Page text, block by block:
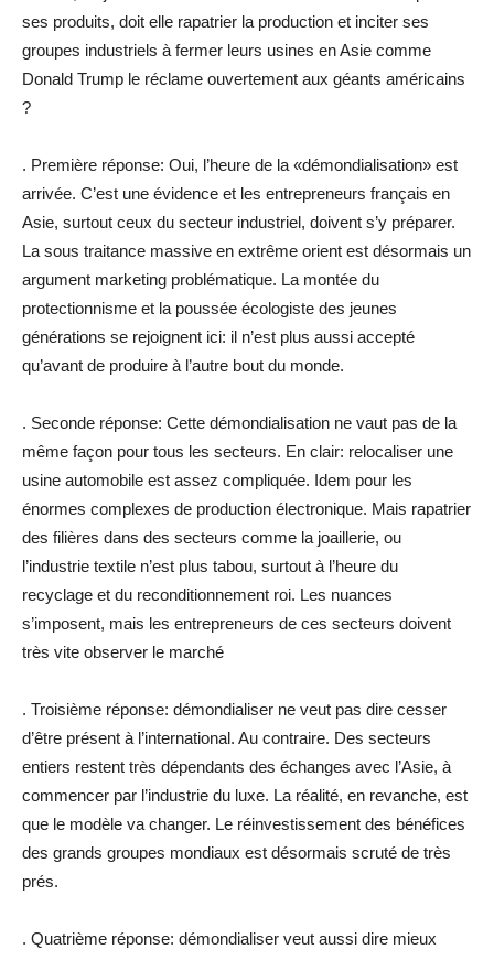
ses produits, doit elle rapatrier la production et inciter ses
groupes industriels à fermer leurs usines en Asie comme
Donald Trump le réclame ouvertement aux géants américains
?
. Première réponse: Oui, l’heure de la «démondialisation» est
arrivée. C’est une évidence et les entrepreneurs français en
Asie, surtout ceux du secteur industriel, doivent s’y préparer.
La sous traitance massive en extrême orient est désormais un
argument marketing problématique. La montée du
protectionnisme et la poussée écologiste des jeunes
générations se rejoignent ici: il n’est plus aussi accepté
qu’avant de produire à l’autre bout du monde.
. Seconde réponse: Cette démondialisation ne vaut pas de la
même façon pour tous les secteurs. En clair: relocaliser une
usine automobile est assez compliquée. Idem pour les
énormes complexes de production électronique. Mais rapatrier
des filières dans des secteurs comme la joaillerie, ou
l’industrie textile n’est plus tabou, surtout à l’heure du
recyclage et du reconditionnement roi. Les nuances
s’imposent, mais les entrepreneurs de ces secteurs doivent
très vite observer le marché
. Troisième réponse: démondialiser ne veut pas dire cesser
d’être présent à l’international. Au contraire. Des secteurs
entiers restent très dépendants des échanges avec l’Asie, à
commencer par l’industrie du luxe. La réalité, en revanche, est
que le modèle va changer. Le réinvestissement des bénéfices
des grands groupes mondiaux est désormais scruté de très
prés.
. Quatrième réponse: démondialiser veut aussi dire mieux